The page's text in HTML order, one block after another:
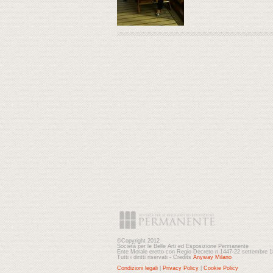
©Copyright 2012
Società per le Belle Arti ed Esposizione Permanente
Ente Morale eretto con Regio Decreto n.1447-22 settembre
Tutti i diritti riservati - Credits Anyway Milano
Condizioni legali
Privacy Policy Cookie Policy